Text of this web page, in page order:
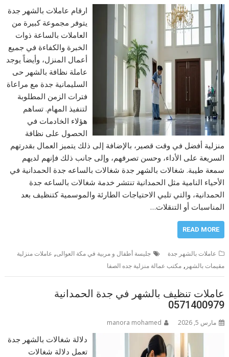
ارقام عاملات بالشهر جدة
يتوفر مجموعة كبيرة من
العاملات بالساعة ذوات
الخبرة والكفاءة في جميع
أعمال المنزل، وأيضاً يوجد
عاملة نظافة بالشهر حى
السليمانية جدة مع مراعاة
فترات الزمن المطلوبة
لتنفيذ المهام. تساهم
هؤلاء الخادمات في
الحصول على نظافة
منزلية أفضل في وقت قصير، بالإضافة إلى ذلك يتميز العمال بقدرتهم
السريعة على الأداء، وحسن تصرفهم، وإلى جانب ذلك فإنهم لديهم
سمعة طيبة. شغالات بالشهر جدة شغالات بالساعه جدة الحمدانية في
الأحياء النامية مثل الحمدانية تنتشر خدمة شغالات بالساعه جدة
الحمدانية، والتي تلبي الاحتياجات الطارئة والموسمية كتنظيف بعد
المناسبات أو التنقلات…
READ MORE
عاملات بالشهر جدة جليسة أطفال و مربية في مكة العوالى, عاملات منزلية
مقيمات بالشهر ,مكتب عمالة منزلية جده الصفا
عاملات تنظيف بالشهر في جدة الحمدانية
0571400979
مارس 5, 2026 manora mohamed
دلالة شغالات بالشهر جدة
تعمل دلالة شغالات